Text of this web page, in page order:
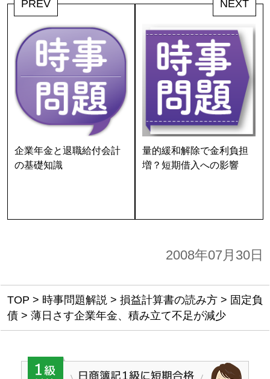
PREV
企業年金と退職給付会計
の基礎知識
NEXT
量的緩和解除で金利負担
増？短期借入への影響
2008年07月30日
TOP > 時事問題解説> 損益計算書の読み方> 固定負
債> 薄日さす企業年金、積み立て不足が減少